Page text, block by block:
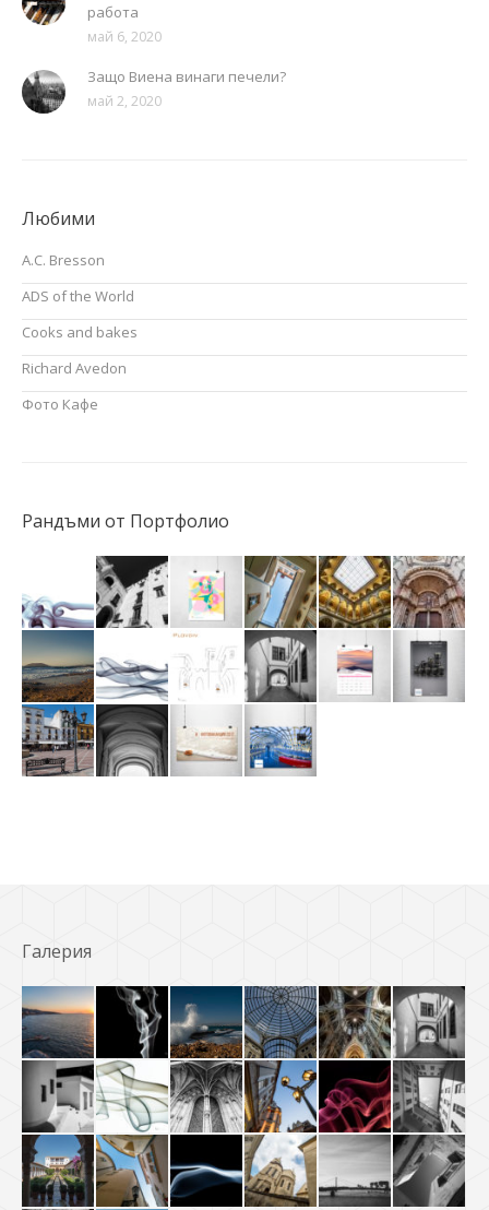
работа
май 6, 2020
Защо Виена винаги печели?
май 2, 2020
Любими
A.C. Bresson
ADS of the World
Cooks and bakes
Richard Avedon
Фото Кафе
Рандъми от Портфолио
Галерия